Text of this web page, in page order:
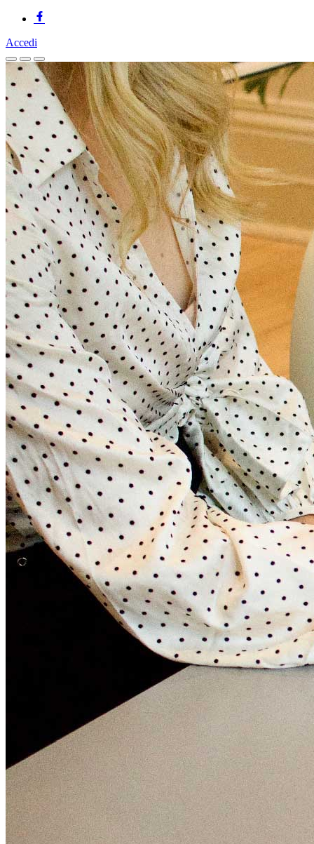
Accedi
Homepage